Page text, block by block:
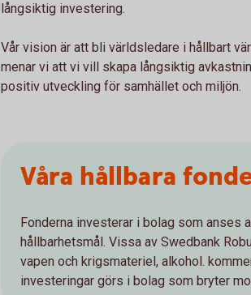
långsiktig investering.
Vår vision är att bli världsledare i hållbart
menar vi att vi vill skapa långsiktig
positiv utveckling för samhället och miljön.
Våra hållbara
Fonderna investerar i bolag som anses
hållbarhetsmål. Vissa av Swedbank
vapen och krigsmateriel, alkohol.
investeringar görs i bolag som bryter